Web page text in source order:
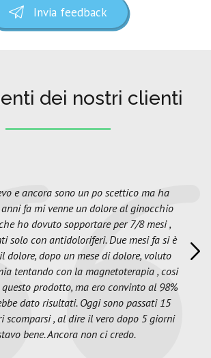
Invia feedback
dei nostri clienti
e ancora sono un po scettico ma ha
fa mi venne un dolore al ginocchio
ho dovuto sopportare per 7/8 mesi ,
solo con antidoloriferi. Due mesi fa si è
dolore, dopo un mese di dolore, voluto
tentando con la magnetoterapia , cosi
prodotto, ma ero convinto al 98%
dato risultati. Oggi sono passati 15
scomparsi , al dire il vero dopo 5 giorni
bene. Ancora non ci credo.